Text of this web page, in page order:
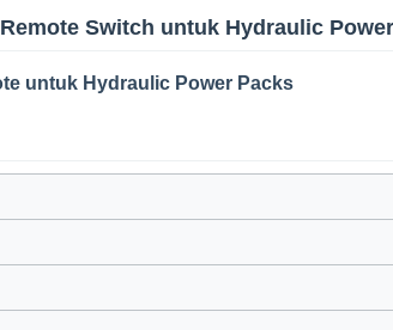
Switch untuk Hydraulic
untuk Hydraulic Power Packs